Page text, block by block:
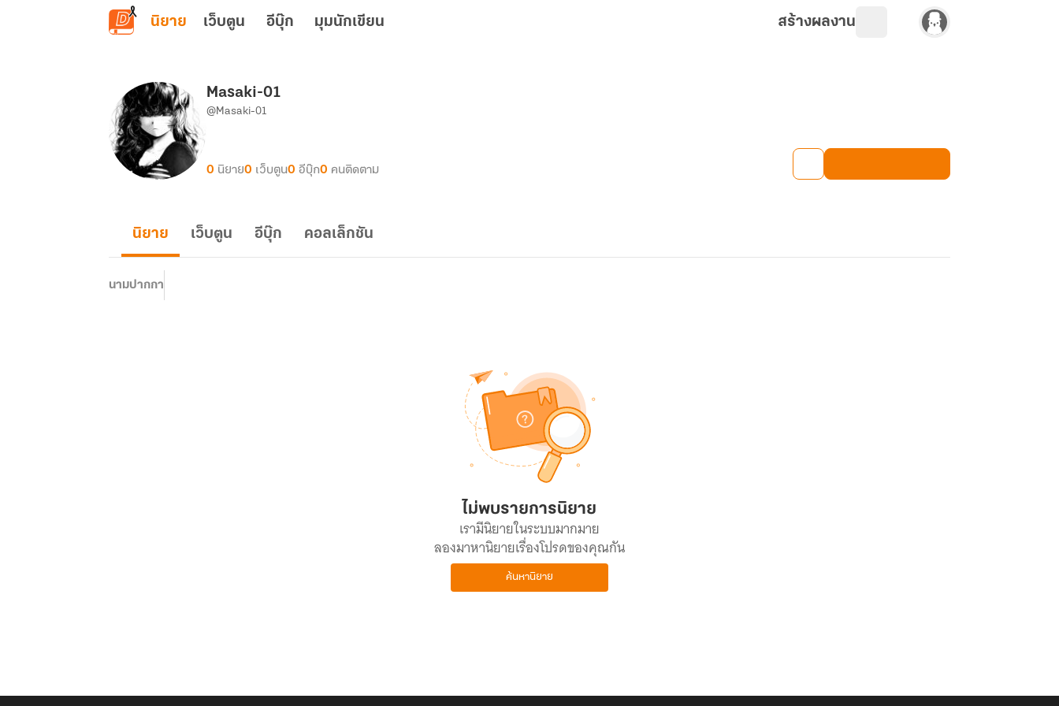
ข้ามไปยังเนื้อหาหลัก
นิยาย เว็บตูน อีบุ๊ก มุมนักเขียน สร้างผลงาน
Masaki-01
@Masaki-01
0 นิยาย0 เว็บตูน0 อีบุ๊ก0 คนติดตาม
นิยาย เว็บตูน อีบุ๊ก คอลเล็กชัน
นามปากกา
ไม่พบรายการนิยาย
เรามีนิยายในระบบมากมาย
ลองมาหานิยายเรื่องโปรดของคุณกัน
ค้นหานิยาย